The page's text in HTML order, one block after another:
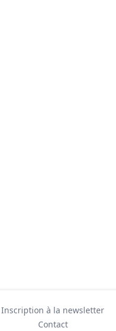
Inscription à la newsletter
Contact